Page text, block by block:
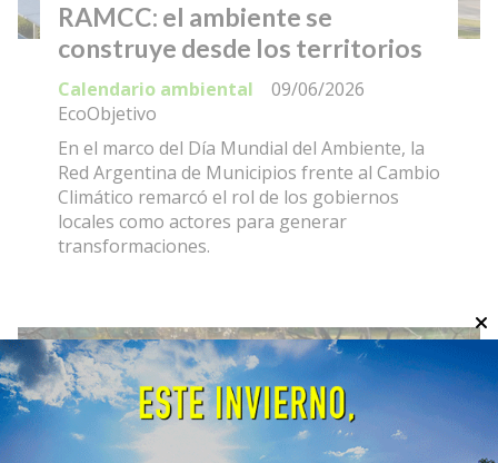
RAMCC: el ambiente se
construye desde los territorios
EcoObjetivo
Calendario ambiental 09/06/2026
En el marco del Día Mundial del Ambiente, la
Red Argentina de Municipios frente al Cambio
Climático remarcó el rol de los gobiernos
locales como actores para generar
transformaciones.